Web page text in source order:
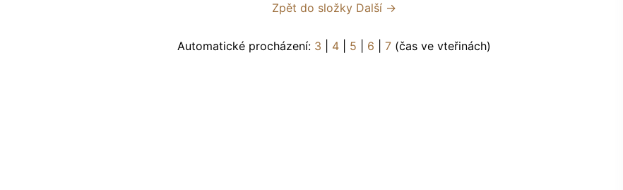
Zpět do složky Další →
Automatické procházení: 3 4| 5 6 7(čas ve vteřinách)